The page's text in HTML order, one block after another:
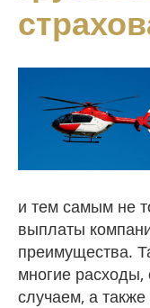
и тем самым не
выплаты
преимущества.
многие
случаем, а